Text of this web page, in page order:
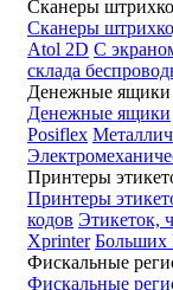
Сканеры
Сканеры
Atol 2D С
склада
Денежные ящики
Денежные ящики
Posiflex
Принтеры
Принтеры
кодов Этикеток,
Xprinter Больших
Фискальные
Фискальные